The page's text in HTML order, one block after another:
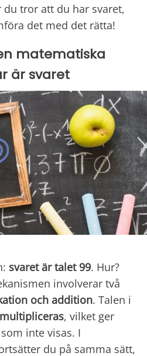
tror att du har svaret,
det med det rätta!
matematiska
är svaret
svaret är talet 99. Hur?
involverar två
och addition. Talen i
, vilket ger
inte visas. I
du på samma sätt,